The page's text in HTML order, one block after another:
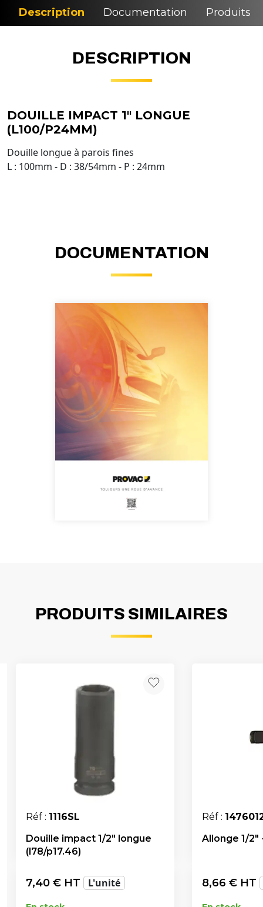
Description Documentation Produits
DESCRIPTION
DOUILLE IMPACT 1" LONGUE
(L100/P24MM)
Douille longue à parois fines
L : 100mm - D : 38/54mm - P : 24mm
DOCUMENTATION
PRODUITS SIMILAIRES
Réf : 1116SL
Douille impact 1/2" longue
(l78/p17.46)
7,40 € HT L'unité
Réf :
Allonge 1/2"
8,66 € HT